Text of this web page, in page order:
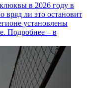
в 2026 году в
вряд ли это остановит
установлены
Подробнее – в